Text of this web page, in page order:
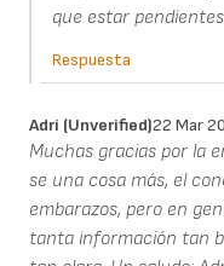
que estar
Respuesta
Adri (unverified)22 Mar
Muchas gracias por la
se una cosa más, el
embarazos, pero en
tanta información tan